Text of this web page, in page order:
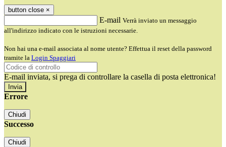
button close ×
E-mail Verrà inviato un messaggio
all'indirizzo indicato con le istruzioni necessarie.
Non hai una e-mail associata al nome utente? Effettua il reset della password
tramite la Login Spaggiari
E-mail inviata, si prega di controllare la casella di posta elettronica!
Errore
Chiudi
Successo
Chiudi